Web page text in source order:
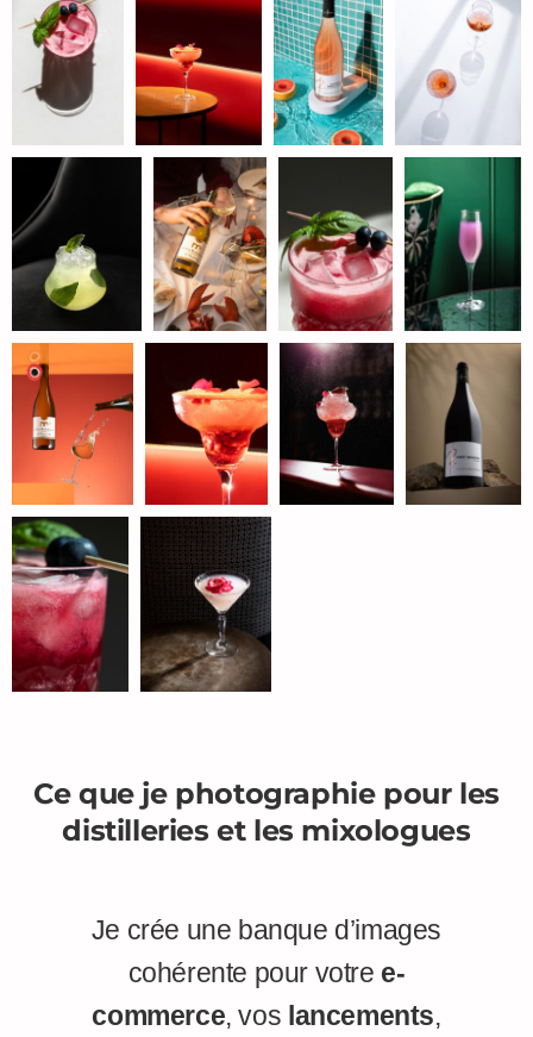
Ce que je photographie pour les
distilleries et les mixologues
Je crée une banque d’images
cohérente pour votre e-
commerce, vos lancements,